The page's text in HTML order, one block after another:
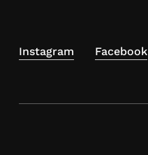
Instagram Facebook